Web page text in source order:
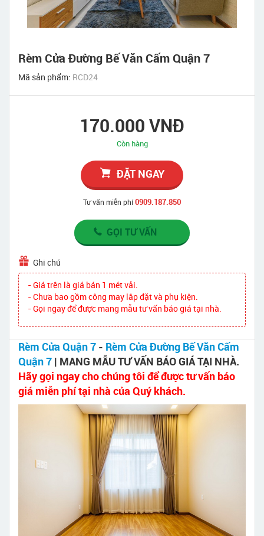
Rèm Cửa Đường Bế Văn Cấm Quận 7
Mã sản phẩm: RCD24
170.000 VNĐ
Còn hàng
ĐẶT NGAY
Tư vấn miễn phí0909.187.850
GỌI TƯ VẤN
Ghi chú
- Giá trên là giá bán 1 mét vải.
- Chưa bao gồm công may lắp đặt và phụ kiện.
- Gọi ngay để được mang mẫu tư vấn báo giá tại nhà.
Rèm Cửa Quận 7 - Rèm Cửa Đường Bế Văn Cấm
Quận 7 | MANG MẪU TƯ VẤN BÁO GIÁ TẠI NHÀ.
Hãy gọi ngay cho chúng tôi để được tư vấn báo
giá miễn phí tại nhà của Quý khách.